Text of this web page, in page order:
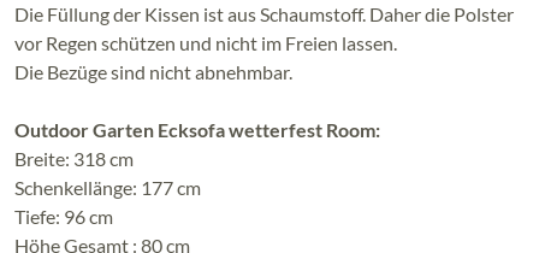
Die Füllung der Kissen ist aus Schaumstoff. Daher die Polster
vor Regen schützen und nicht im Freien lassen.
Die Bezüge sind nicht abnehmbar.
Outdoor Garten Ecksofa wetterfest Room:
Breite: 318 cm
Schenkellänge: 177 cm
Tiefe: 96 cm
Höhe Gesamt : 80 cm